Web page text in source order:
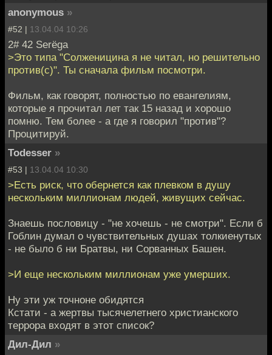
anonymous »
#52 | 13.04.04 10:26
2# 42 Serёga
>Это типа "Солженицина я не читал, но решительно
против(с)". Ты сначала фильм посмотри.
Фильм, как говорят, полностью по евангелиям,
которые я прочитал лет так 15 назад и хорошо
помню. Тем более - а где я говорил "против"?
Процитируй.
Todesser »
#53 | 13.04.04 10:30
>Есть риск, что обернется как плевком в душу
нескольким миллионам людей, живущих сейчас.
Знаешь пословицу - "не хочешь - не смотри". Если б
Гоблин думал о чувствительных душах толкиенутых
- не было б ни Братвы, ни Сорванных Башен.
>И еще нескольким миллионам уже умерших.
Ну эти уж точноне обидятся
Кстати - а жертвы тысячелетнего христианского
террора входят в этот список?
Дил-Дил »